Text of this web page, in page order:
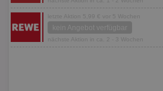
letzte Aktion 5,99 € vor 5 Wochen
kein Angebot verfügbar
nächste Aktion in ca. 2 - 3 Wochen